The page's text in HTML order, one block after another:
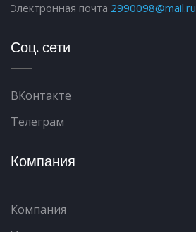
Электронная почта 2990098@mail.ru
Соц. сети
ВКонтакте
Телеграм
Компания
Компания